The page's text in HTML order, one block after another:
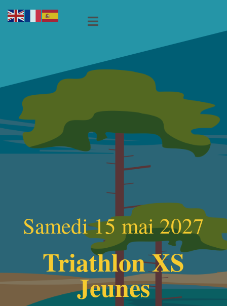
Samedi 15 mai 2027
Triathlon XS
Jeunes